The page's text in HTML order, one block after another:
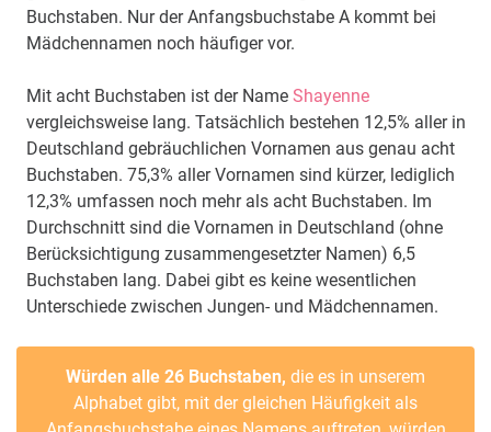
Buchstaben. Nur der Anfangsbuchstabe A kommt bei
Mädchennamen noch häufiger vor.
Mit acht Buchstaben ist der Name Shayenne
vergleichsweise lang. Tatsächlich bestehen 12,5% aller in
Deutschland gebräuchlichen Vornamen aus genau acht
Buchstaben. 75,3% aller Vornamen sind kürzer, lediglich
12,3% umfassen noch mehr als acht Buchstaben. Im
Durchschnitt sind die Vornamen in Deutschland (ohne
Berücksichtigung zusammengesetzter Namen) 6,5
Buchstaben lang. Dabei gibt es keine wesentlichen
Unterschiede zwischen Jungen- und Mädchennamen.
Würden alle 26 Buchstaben, die es in unserem
Alphabet gibt, mit der gleichen Häufigkeit als